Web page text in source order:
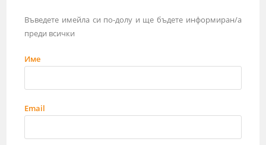
Въведете имейла си по-долу и ще бъдете информиран/а
преди всички
Име
Email